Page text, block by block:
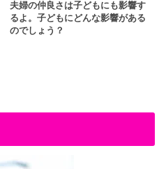
夫婦の仲良さは子どもにも影響す
るよ。子どもにどんな影響がある
のでしょう？